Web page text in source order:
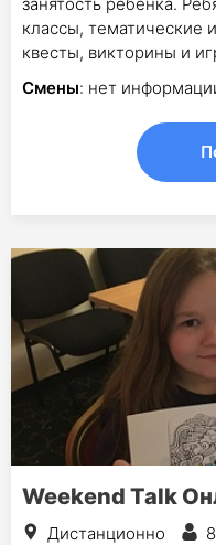
классы, тематические
квесты, викторины и
Смены: нет
Weekend Talk
Дистанционно